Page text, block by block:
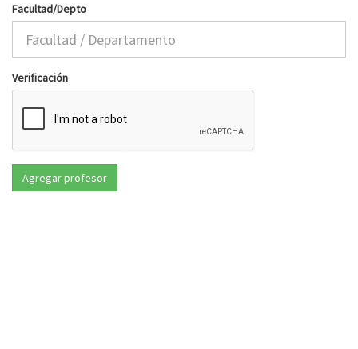
Facultad/Depto
Verificación